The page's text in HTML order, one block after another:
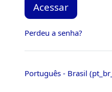
Acessar
Perdeu a senha?
Português - Brasil